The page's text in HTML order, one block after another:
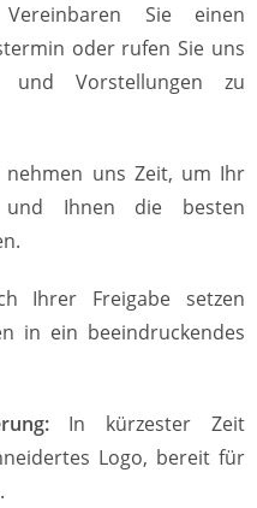
Sie einen
oder rufen Sie uns
Vorstellungen zu
nehmen uns Zeit, um Ihr
und Ihnen die besten
Ihrer Freigabe setzen
in ein beeindruckendes
In kürzester Zeit
Logo, bereit für